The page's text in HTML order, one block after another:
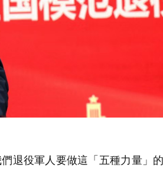
退役軍人要做這「五種力量」